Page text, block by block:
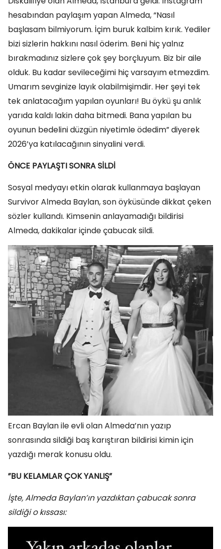
hesabından paylaşım yapan Almeda, “Nasıl
başlasam bilmiyorum. İçim buruk kalbim kırık. Yediler
bizi sizlerin hakkını nasıl öderim. Beni hiç yalnız
bırakmadınız sizlere çok şey borçluyum. Biz bir aile
olduk. Bu kadar sevileceğimi hiç varsayım etmezdim.
Umarım sevginize layık olabilmişimdir. Her şeyi tek
tek anlatacağım yapılan oyunları! Bu öykü şu anlık
yarıda kaldı lakin daha bitmedi. Bana yapılan bu
oyunun bedelini düzgün niyetimle ödedim” diyerek
2026’ya katılacağının sinyalini verdi.
ÖNCE PAYLAŞTI SONRA SİLDİ
Sosyal medyayı etkin olarak kullanmaya başlayan
Survivor Almeda Baylan, son öyküsünde dikkat çeken
sözler kullandı. Kimsenin anlayamadığı bildirisi
Almeda, dakikalar içinde çabucak sildi.
Ercan Baylan ile evli olan Almeda’nın yazıp
sonrasında sildiği baş karıştıran bildirisi kimin için
yazdığı merak konusu oldu.
”BU KELAMLAR ÇOK YANLIŞ”
İşte, Almeda Baylan’ın yazdıktan çabucak sonra
sildiği o kıssası: